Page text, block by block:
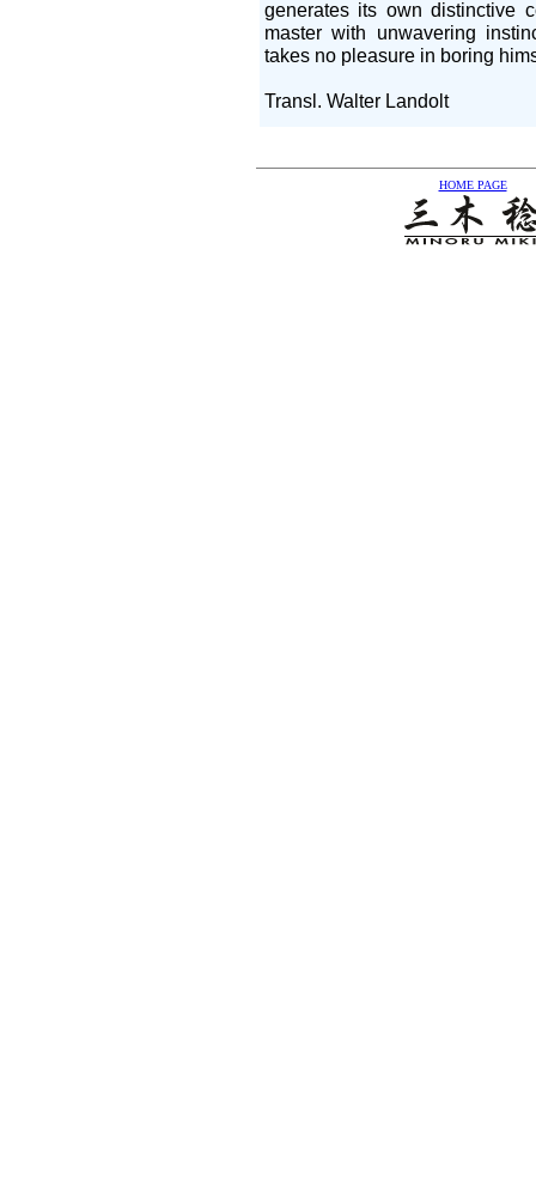
generates its own distinctive
master with unwavering
takes no pleasure in boring
Transl. Walter Landolt
HOME PAGE